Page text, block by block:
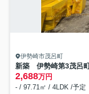
伊勢崎市茂呂町
2,688万円
- / 97.71㎡ / 4LDK /予定